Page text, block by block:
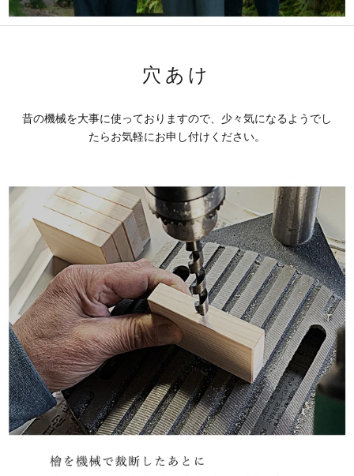
穴あけ
昔の機械を大事に使っておりますので、少々気になるようでし
たらお気軽にお申し付けください。